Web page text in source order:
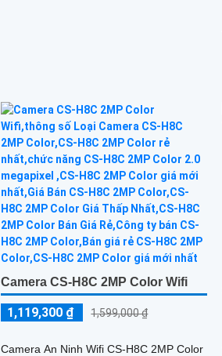
Camera CS-H8C 2MP Color Wifi
1,119,300 ₫ 1,599,000 ₫
Camera An Ninh Wifi CS-H8C 2MP Color